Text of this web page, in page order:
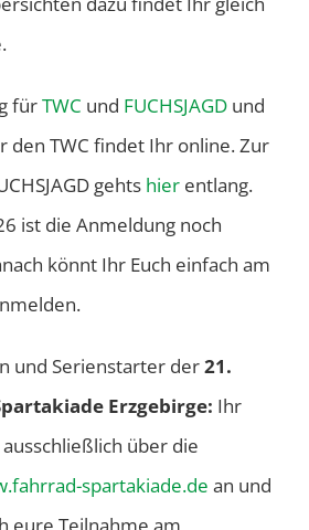
fürTWC und FUCHSJAGD und
den TWC findet Ihr online. Zur
gehts hier entlang.
ist die Anmeldung noch
könnt Ihr Euch einfach am
und Serienstarter der21.
Erzgebirge: Ihr
über die
spartakiade.de an und